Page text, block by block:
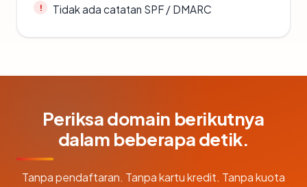
Tidak ada catatan SPF / DMARC
Periksa domain berikutnya
dalam beberapa detik.
Tanpa pendaftaran. Tanpa kartu kredit. Tanpa kuota